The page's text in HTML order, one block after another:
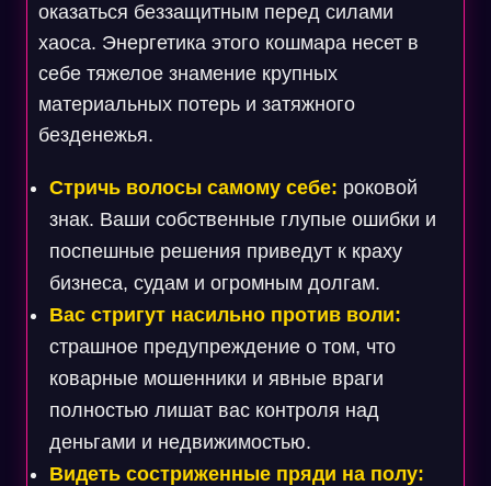
оказаться беззащитным перед силами
хаоса. Энергетика этого кошмара несет в
себе тяжелое знамение крупных
материальных потерь и затяжного
безденежья.
Стричь волосы самому себе: роковой
знак. Ваши собственные глупые ошибки и
поспешные решения приведут к краху
бизнеса, судам и огромным долгам.
Вас стригут насильно против воли:
страшное предупреждение о том, что
коварные мошенники и явные враги
полностью лишат вас контроля над
деньгами и недвижимостью.
Видеть состриженные пряди на полу: